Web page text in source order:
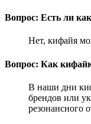
Вопрос: Есть ли
Нет, кифайя
Вопрос: Как
В наши дни
брендов или
резонансного